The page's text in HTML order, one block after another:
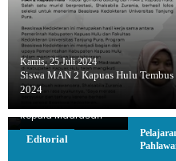
Kamis, 25 Juli 2024
Siswa MAN 2 Kapuas Hulu
2024
Editorial
Kepala Madrasah